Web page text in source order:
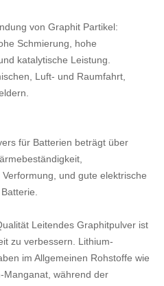
von Graphit Partikel:
Schmierung, hohe
katalytische Leistung.
Luft- und Raumfahrt,
für Batterien beträgt über
und gute elektrische
Leitendes Graphitpulver ist
zu verbessern. Lithium-
im Allgemeinen Rohstoffe wie
Manganat, während der